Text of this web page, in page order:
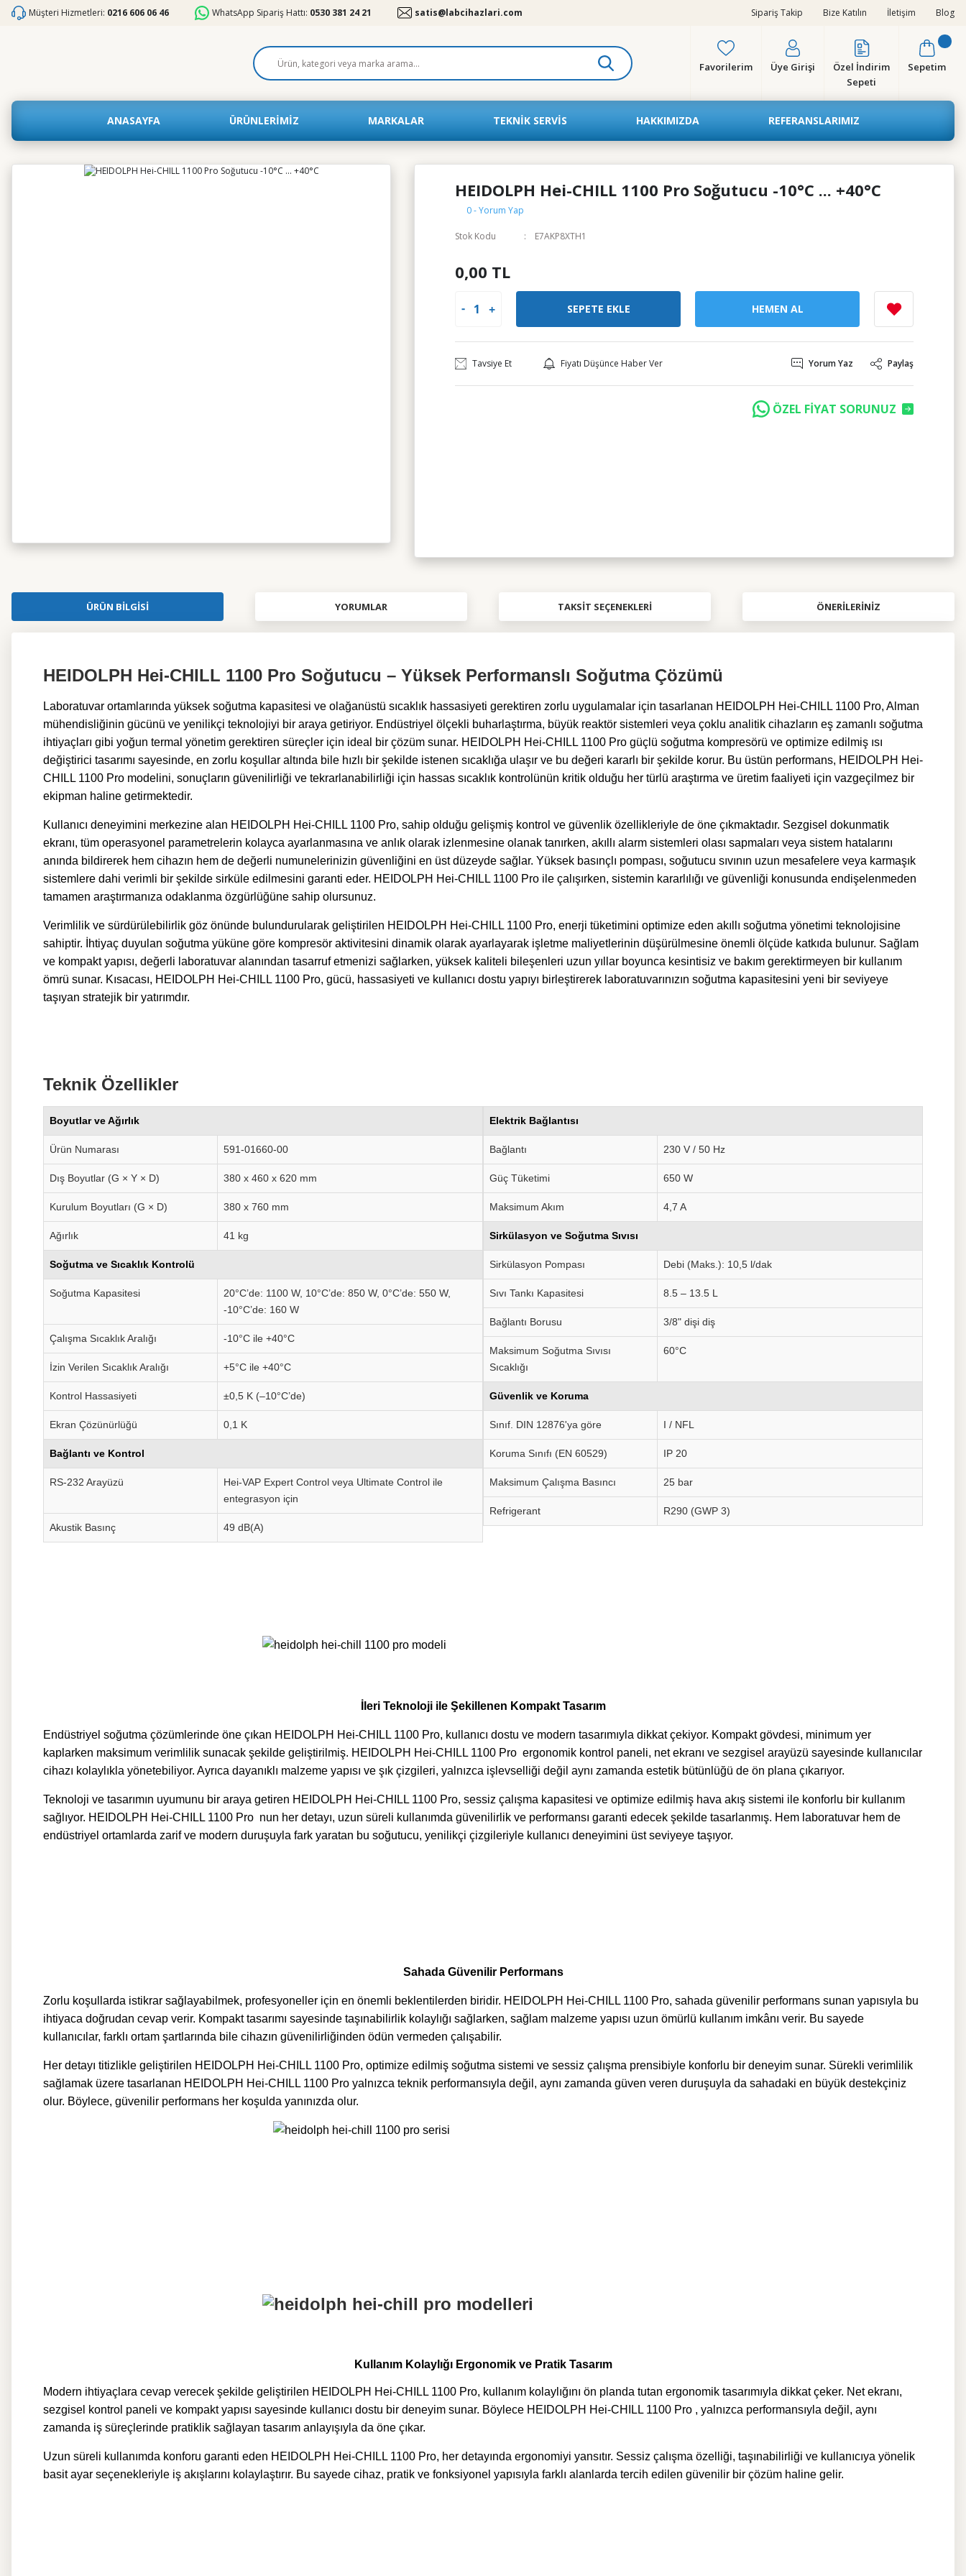
Müşteri Hizmetleri: 0216 606 06 46 WhatsApp Sipariş Hattı: 0530 381 24 21 satis@labcihazlari.com Sipariş Takip Bize Katılın İletişim Blog
Favorilerim Üye Girişi
Özel İndirim
Sepeti
Sepetim
ANASAYFA ÜRÜNLERİMİZ MARKALAR TEKNIK SERVIS HAKKIMIZDA REFERANSLARIMIZ
HEIDOLPH Hei-CHILL 1100 Pro Soğutucu -10°C ... +40°C
0 - Yorum Yap
Stok Kodu E7AKP8XTH1
0,00 TL
SEPETE EKLE HEMEN AL
Tavsiye Et Fiyatı Düşünce Haber Ver Yorum Yaz Paylaş
ÖZEL FİYAT SORUNUZ
ÜRÜN BILGISI YORUMLAR TAKSIT SEÇENEKLERI ÖNERILERINIZ
HEIDOLPH Hei-CHILL 1100 Pro Soğutucu – Yüksek Performanslı Soğutma Çözümü
Laboratuvar ortamlarında yüksek soğutma kapasitesi ve olağanüstü sıcaklık hassasiyeti gerektiren zorlu uygulamalar için tasarlanan HEIDOLPH Hei-CHILL 1100 Pro, Alman
mühendisliğinin gücünü ve yenilikçi teknolojiyi bir araya getiriyor. Endüstriyel ölçekli buharlaştırma, büyük reaktör sistemleri veya çoklu analitik cihazların eş zamanlı soğutma
ihtiyaçları gibi yoğun termal yönetim gerektiren süreçler için ideal bir çözüm sunar. HEIDOLPH Hei-CHILL 1100 Pro güçlü soğutma kompresörü ve optimize edilmiş ısı
değiştirici tasarımı sayesinde, en zorlu koşullar altında bile hızlı bir şekilde istenen sıcaklığa ulaşır ve bu değeri kararlı bir şekilde korur. Bu üstün performans, HEIDOLPH Hei-
CHILL 1100 Pro modelini, sonuçların güvenilirliği ve tekrarlanabilirliği için hassas sıcaklık kontrolünün kritik olduğu her türlü araştırma ve üretim faaliyeti için vazgeçilmez bir
ekipman haline getirmektedir.
Kullanıcı deneyimini merkezine alan HEIDOLPH Hei-CHILL 1100 Pro, sahip olduğu gelişmiş kontrol ve güvenlik özellikleriyle de öne çıkmaktadır. Sezgisel dokunmatik
ekranı, tüm operasyonel parametrelerin kolayca ayarlanmasına ve anlık olarak izlenmesine olanak tanırken, akıllı alarm sistemleri olası sapmaları veya sistem hatalarını
anında bildirerek hem cihazın hem de değerli numunelerinizin güvenliğini en üst düzeyde sağlar. Yüksek basınçlı pompası, soğutucu sıvının uzun mesafelere veya karmaşık
sistemlere dahi verimli bir şekilde sirküle edilmesini garanti eder. HEIDOLPH Hei-CHILL 1100 Pro ile çalışırken, sistemin kararlılığı ve güvenliği konusunda endişelenmeden
tamamen araştırmanıza odaklanma özgürlüğüne sahip olursunuz.
Verimlilik ve sürdürülebilirlik göz önünde bulundurularak geliştirilen HEIDOLPH Hei-CHILL 1100 Pro, enerji tüketimini optimize eden akıllı soğutma yönetimi teknolojisine
sahiptir. İhtiyaç duyulan soğutma yüküne göre kompresör aktivitesini dinamik olarak ayarlayarak işletme maliyetlerinin düşürülmesine önemli ölçüde katkıda bulunur. Sağlam
ve kompakt yapısı, değerli laboratuvar alanından tasarruf etmenizi sağlarken, yüksek kaliteli bileşenleri uzun yıllar boyunca kesintisiz ve bakım gerektirmeyen bir kullanım
ömrü sunar. Kısacası, HEIDOLPH Hei-CHILL 1100 Pro, gücü, hassasiyeti ve kullanıcı dostu yapıyı birleştirerek laboratuvarınızın soğutma kapasitesini yeni bir seviyeye
taşıyan stratejik bir yatırımdır.
Teknik Özellikler
Boyutlar ve Ağırlık
Ürün Numarası 591-01660-00
Dış Boyutlar (G × Y × D) 380 x 460 x 620 mm
Kurulum Boyutları (G × D) 380 x 760 mm
Ağırlık 41 kg
Soğutma ve Sıcaklık Kontrolü
Soğutma Kapasitesi
20°C’de: 1100 W, 10°C’de: 850 W, 0°C’de: 550 W,
-10°C’de: 160 W
Çalışma Sıcaklık Aralığı -10°C ile +40°C
İzin Verilen Sıcaklık Aralığı +5°C ile +40°C
Kontrol Hassasiyeti ±0,5 K (–10°C’de)
Ekran Çözünürlüğü 0,1 K
Bağlantı ve Kontrol
RS-232 Arayüzü
Hei-VAP Expert Control veya Ultimate Control ile
entegrasyon için
Akustik Basınç 49 dB(A)
Elektrik Bağlantısı
Bağlantı 230 V / 50 Hz
Güç Tüketimi 650 W
Maksimum Akım 4,7 A
Sirkülasyon ve Soğutma Sıvısı
Sirkülasyon Pompası Debi (Maks.): 10,5 l/dak
Sıvı Tankı Kapasitesi 8.5 – 13.5 L
Bağlantı Borusu 3/8" dişi diş
Maksimum Soğutma Sıvısı
Sıcaklığı
60°C
Güvenlik ve Koruma
Sınıf. DIN 12876'ya göre I / NFL
Koruma Sınıfı (EN 60529) IP 20
Maksimum Çalışma Basıncı 25 bar
Refrigerant R290 (GWP 3)
İleri Teknoloji ile Şekillenen Kompakt Tasarım
Endüstriyel soğutma çözümlerinde öne çıkan HEIDOLPH Hei-CHILL 1100 Pro, kullanıcı dostu ve modern tasarımıyla dikkat çekiyor. Kompakt gövdesi, minimum yer
kaplarken maksimum verimlilik sunacak şekilde geliştirilmiş. HEIDOLPH Hei-CHILL 1100 Pro ergonomik kontrol paneli, net ekranı ve sezgisel arayüzü sayesinde kullanıcılar
cihazı kolaylıkla yönetebiliyor. Ayrıca dayanıklı malzeme yapısı ve şık çizgileri, yalnızca işlevselliği değil aynı zamanda estetik bütünlüğü de ön plana çıkarıyor.
Teknoloji ve tasarımın uyumunu bir araya getiren HEIDOLPH Hei-CHILL 1100 Pro, sessiz çalışma kapasitesi ve optimize edilmiş hava akış sistemi ile konforlu bir kullanım
sağlıyor. HEIDOLPH Hei-CHILL 1100 Pro nun her detayı, uzun süreli kullanımda güvenilirlik ve performansı garanti edecek şekilde tasarlanmış. Hem laboratuvar hem de
endüstriyel ortamlarda zarif ve modern duruşuyla fark yaratan bu soğutucu, yenilikçi çizgileriyle kullanıcı deneyimini üst seviyeye taşıyor.
Sahada Güvenilir Performans
Zorlu koşullarda istikrar sağlayabilmek, profesyoneller için en önemli beklentilerden biridir. HEIDOLPH Hei-CHILL 1100 Pro, sahada güvenilir performans sunan yapısıyla bu
ihtiyaca doğrudan cevap verir. Kompakt tasarımı sayesinde taşınabilirlik kolaylığı sağlarken, sağlam malzeme yapısı uzun ömürlü kullanım imkânı verir. Bu sayede
kullanıcılar, farklı ortam şartlarında bile cihazın güvenilirliğinden ödün vermeden çalışabilir.
Her detayı titizlikle geliştirilen HEIDOLPH Hei-CHILL 1100 Pro, optimize edilmiş soğutma sistemi ve sessiz çalışma prensibiyle konforlu bir deneyim sunar. Sürekli verimlilik
sağlamak üzere tasarlanan HEIDOLPH Hei-CHILL 1100 Pro yalnızca teknik performansıyla değil, aynı zamanda güven veren duruşuyla da sahadaki en büyük destekçiniz
olur. Böylece, güvenilir performans her koşulda yanınızda olur.
Kullanım Kolaylığı Ergonomik ve Pratik Tasarım
Modern ihtiyaçlara cevap verecek şekilde geliştirilen HEIDOLPH Hei-CHILL 1100 Pro, kullanım kolaylığını ön planda tutan ergonomik tasarımıyla dikkat çeker. Net ekranı,
sezgisel kontrol paneli ve kompakt yapısı sayesinde kullanıcı dostu bir deneyim sunar. Böylece HEIDOLPH Hei-CHILL 1100 Pro , yalnızca performansıyla değil, aynı
zamanda iş süreçlerinde pratiklik sağlayan tasarım anlayışıyla da öne çıkar.
Uzun süreli kullanımda konforu garanti eden HEIDOLPH Hei-CHILL 1100 Pro, her detayında ergonomiyi yansıtır. Sessiz çalışma özelliği, taşınabilirliği ve kullanıcıya yönelik
basit ayar seçenekleriyle iş akışlarını kolaylaştırır. Bu sayede cihaz, pratik ve fonksiyonel yapısıyla farklı alanlarda tercih edilen güvenilir bir çözüm haline gelir.